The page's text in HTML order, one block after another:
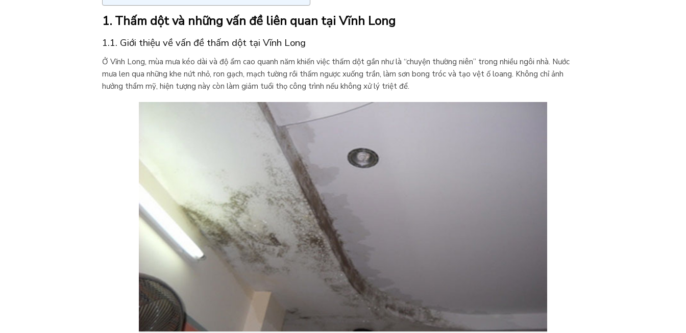
1. Thấm dột và những vấn đề liên quan tại Vĩnh Long
1.1. Giới thiệu về vấn đề thấm dột tại Vĩnh Long
Ở Vĩnh Long, mùa mưa kéo dài và độ ẩm cao quanh năm khiến việc thấm dột gần như là “chuyện thường niên” trong nhiều ngôi nhà. Nước
mưa len qua những khe nứt nhỏ, ron gạch, mạch tường rồi thấm ngược xuống trần, làm sơn bong tróc và tạo vệt ố loang. Không chỉ ảnh
hưởng thẩm mỹ, hiện tượng này còn làm giảm tuổi thọ công trình nếu không xử lý triệt để.